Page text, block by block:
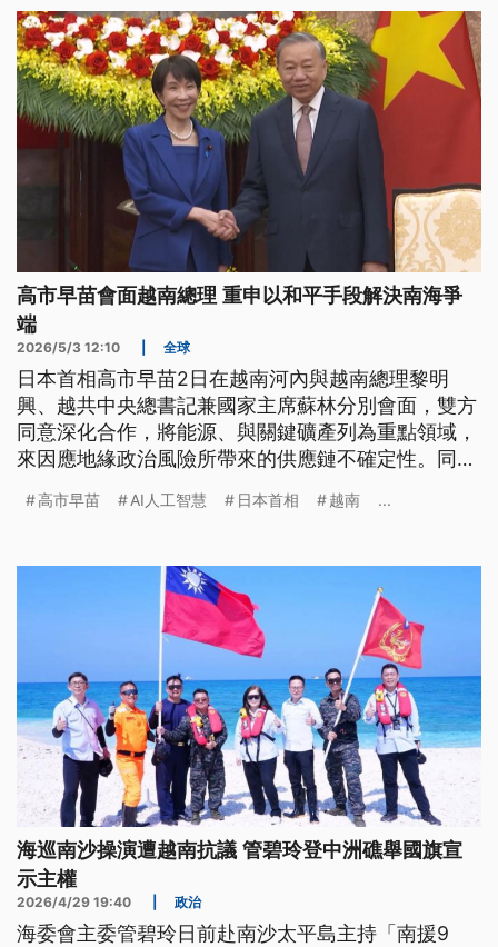
高市早苗會面越南總理 重申以和平手段解決南海爭
端
2026/5/3 12:10 全球
日本首相高市早苗2日在越南河內與越南總理黎明
興、越共中央總書記兼國家主席蘇林分別會面，雙方
同意深化合作，將能源、與關鍵礦產列為重點領域，
來因應地緣政治風險所帶來的供應鏈不確定性。同
南海爭端的重要性。
高市早苗 AI人工智慧 日本首相 越南 ...
海巡南沙操演遭越南抗議 管碧玲登中洲礁舉國旗宣
示主權
2026/4/29 19:40 政治
海委會主委管碧玲日前赴南沙太平島主持「南援9